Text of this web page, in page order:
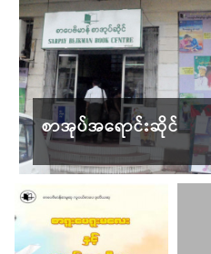
စာအုပ်အရောင်းဆိုင်